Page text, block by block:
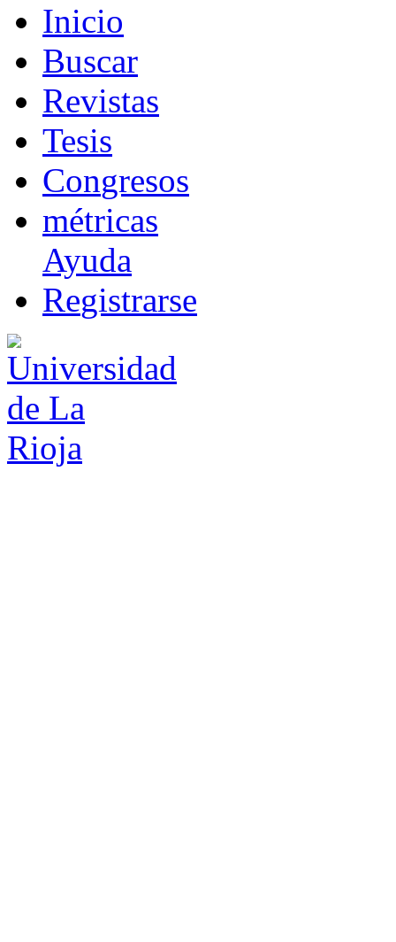
Inicio
Buscar
Revistas
Tesis
Congresos
métricas
Ayuda
Registrarse